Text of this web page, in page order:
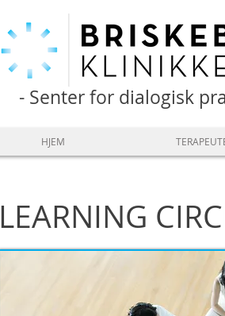
- Senter for dialogisk
HJEM
LEARNING